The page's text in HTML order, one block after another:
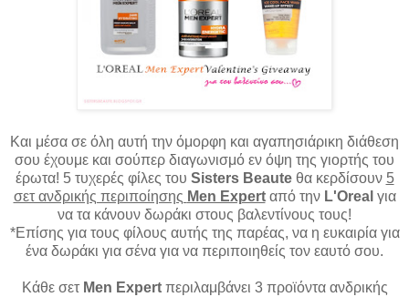
Και μέσα σε όλη αυτή την όμορφη και αγαπησιάρικη διάθεση
σου έχουμε και σούπερ διαγωνισμό εν όψη της γιορτής του
έρωτα! 5 τυχερές φίλες του Sisters Beauteθα κερδίσουν 5
σετ ανδρικής περιποίησης Men Expertαπό την L'Oreal για
να τα κάνουν δωράκι στους βαλεντίνους τους!
*Επίσης για τους φίλους αυτής της παρέας, να η ευκαιρία για
ένα δωράκι για σένα για να περιποιηθείς τον εαυτό σου.
Κάθε σετ Men Expertπεριλαμβάνει 3 προϊόντα ανδρικής